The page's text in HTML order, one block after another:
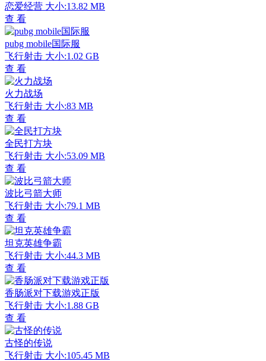
恋爱经营 大小:13.82 MB
查 看
pubg mobile国际服
飞行射击 大小:1.02 GB
查 看
火力战场
飞行射击 大小:83 MB
查 看
全民打方块
飞行射击 大小:53.09 MB
查 看
波比弓箭大师
飞行射击 大小:79.1 MB
查 看
坦克英雄争霸
飞行射击 大小:44.3 MB
查 看
香肠派对下载游戏正版
飞行射击 大小:1.88 GB
查 看
古怪的传说
飞行射击 大小:105.45 MB